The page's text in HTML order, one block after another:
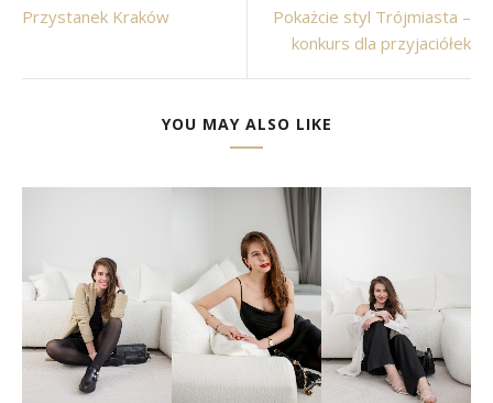
Przystanek Kraków
Pokażcie styl Trójmiasta –
konkurs dla przyjaciółek
YOU MAY ALSO LIKE